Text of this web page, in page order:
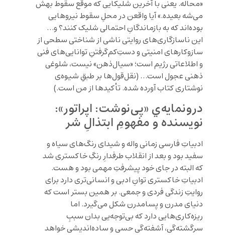
«محاله. یعنی با آخرین شلیکایی که موقع سقوط بهش
می‌شه بعیده.»‌ آیا واقعن در محلِ سقوط نیروهایی
بوده‌اند که به بازماندگانِ احتمالی شلیک کنند؟ و…
این ناسازگاری‌های روایتی ناشی از شناختی سطحی از
سازوکارهای امنیتی و دستِ‌کم‌گرفتنِ توانایی‌های فنی
و اطلاعاتی رژیم است؛ «سیال‌ذهن» نیست، شلوغی
ذهنی عجول است… (نقل‌قول‌ها بر طبقِ شیوه‌ی
نوشتاری کتاب آورده شده. تأکیدها از من است.)
درونمایه‌ي «پی‌نوشت: اپراتور»:
نویسنده و مفهومِ ابتذالِ‌ شر
ادبیاتِ فارسی زمانی واله‌ و شیدای رنگ‌های سیاه و
سفید بود و بعد از انقلاب طرفدارِ رنگ‌ِ خاکستری شد
که البته در جای خود پیشرفتِ مهمی بود و هست.
ادبیاتِ خاکستری توانِ ادبی و انسانی‌تری دارد برای
روایتِ زندگی فردی و جمعی. بر همین بستر است که
دنیای مدرن و پسامدرن شکل می‌گیرد. اما
ریزه‌کاری‌هایی دارد که بی‌توجه‌یی بدان سببِ
سرگشته‌گی‌، آشفته‌گی‌ حسی و ساده‌اندیشی خواهد